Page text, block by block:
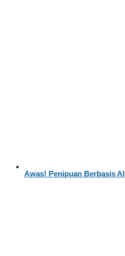
Awas! Penipuan Berbasis AI